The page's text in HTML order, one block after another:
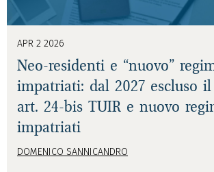
APR 2 2026
Neo-residenti e “nuovo”
impatriati: dal 2027 escluso
art. 24-bis TUIR e nuovo
impatriati
DOMENICO SANNICANDRO